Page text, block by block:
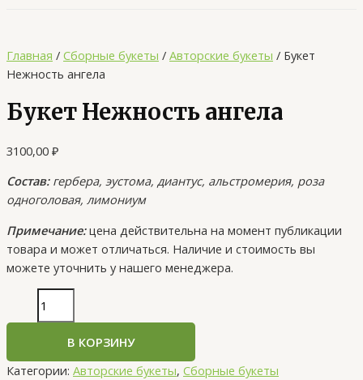
Главная / Сборные букеты / Авторские букеты / Букет
Нежность ангела
Букет Нежность ангела
3100,00 ₽
Состав: гербера, эустома, диантус, альстромерия, роза
одноголовая, лимониум
Примечание: цена действительна на момент публикации
товара и может отличаться. Наличие и стоимость вы
можете уточнить у нашего менеджера.
В КОРЗИНУ
Категории: Авторские букеты, Сборные букеты